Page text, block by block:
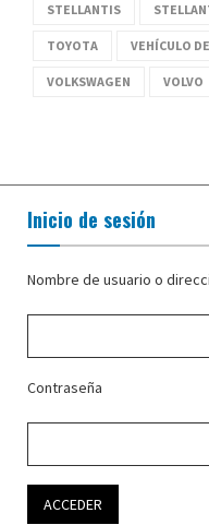
STELLANTIS
TOYOTA VEHÍCULO
VOLKSWAGEN VOLVO
Inicio de sesión
Nombre de usuario o
Contraseña